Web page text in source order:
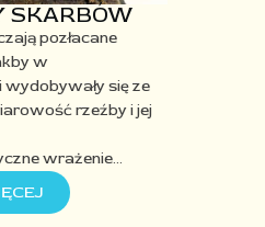
SKARBÓW
pozłacane
w
wydobywały się ze
rzeźby i jej
wrażenie…